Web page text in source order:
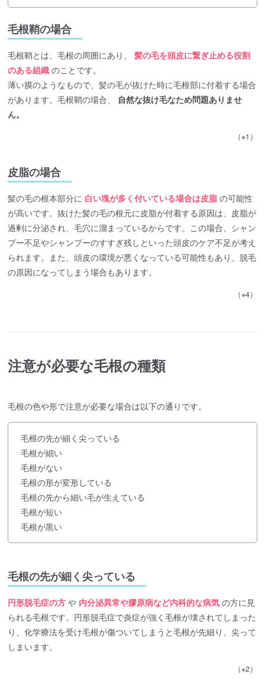
毛根鞘の場合
毛根鞘とは、毛根の周囲にあり、髪の毛を頭皮に繋ぎ止める役割
のある組織 のことです。
薄い膜のようなもので、髪の毛が抜けた時に毛根部に付着する場合
があります。毛根鞘の場合、 自然な抜け毛なため問題ありませ
ん。
（※1）
皮脂の場合
髪の毛の根本部分に 白い塊が多く付いている場合は皮脂 の可能性
が高いです。抜けた髪の毛の根元に皮脂が付着する原因は、皮脂が
過剰に分泌され、毛穴に溜まっているからです。この場合、シャン
プー不足やシャンプーのすすぎ残しといった頭皮のケア不足が考え
られます。また、頭皮の環境が悪くなっている可能性もあり、脱毛
の原因になってしまう場合もあります。
（※4）
注意が必要な毛根の種類
毛根の色や形で注意が必要な場合は以下の通りです。
毛根の先が細く尖っている
毛根が細い
毛根がない
毛根の形が変形している
毛根の先から細い毛が生えている
毛根が短い
毛根が黒い
毛根の先が細く尖っている
円形脱毛症の方 や 内分泌異常や膠原病など内科的な病気 の方に見
られる毛根です。円形脱毛症で炎症が強く毛根が壊されてしまった
り、化学療法を受け毛根が傷ついてしまうと毛根が先細り、尖って
しまいます。
（※2）